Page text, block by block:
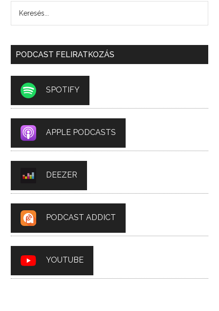
PODCAST FELIRATKOZÁS
SPOTIFY
APPLE PODCASTS
DEEZER
PODCAST ADDICT
YOUTUBE